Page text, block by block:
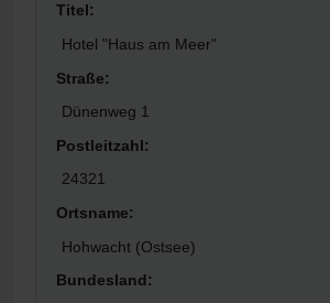
Titel:
Hotel "Haus am Meer"
Straße:
Dünenweg 1
Postleitzahl:
24321
Ortsname:
Hohwacht (Ostsee)
Bundesland: